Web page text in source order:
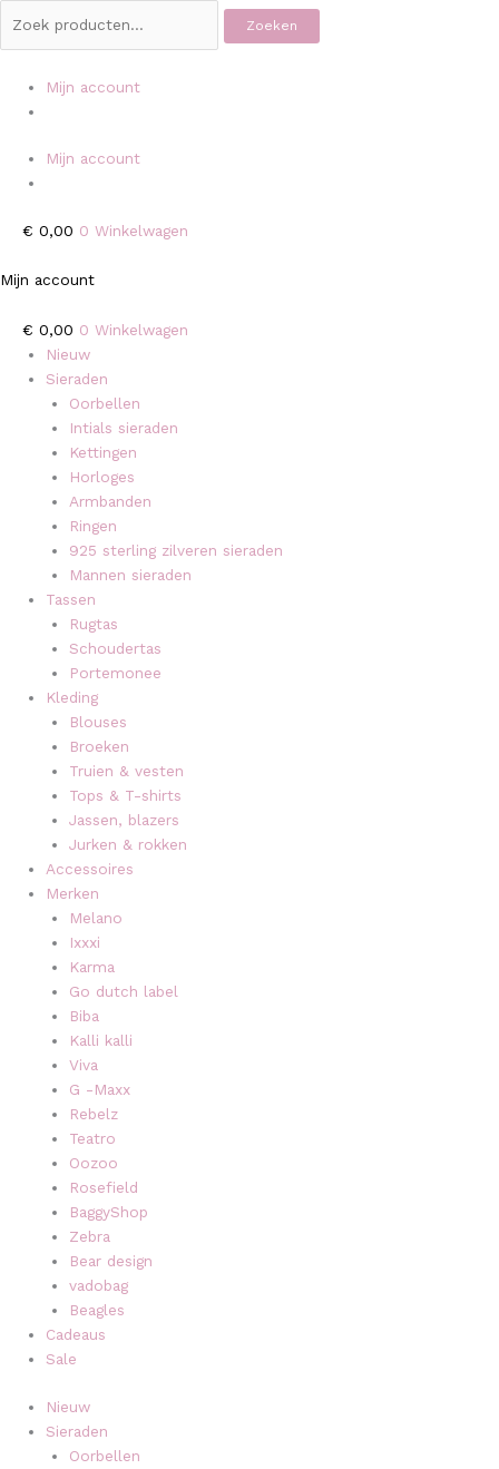
naar
inhoud
naar:
Zoeken
Mijn account
Mijn account
€ 0,00 0 Winkelwagen
Mijn account
€ 0,00 0 Winkelwagen
Nieuw
Sieraden
Oorbellen
Intials sieraden
Kettingen
Horloges
Armbanden
Ringen
925 sterling zilveren sieraden
Mannen sieraden
Tassen
Rugtas
Schoudertas
Portemonee
Kleding
Blouses
Broeken
Truien & vesten
Tops & T-shirts
Jassen, blazers
Jurken & rokken
Accessoires
Merken
Melano
Ixxxi
Karma
Go dutch label
Biba
Kalli kalli
Viva
G -Maxx
Rebelz
Teatro
Oozoo
Rosefield
BaggyShop
Zebra
Bear design
vadobag
Beagles
Cadeaus
Sale
Nieuw
Sieraden
Oorbellen
naar:
Goudkleurig
rode
band
C11627